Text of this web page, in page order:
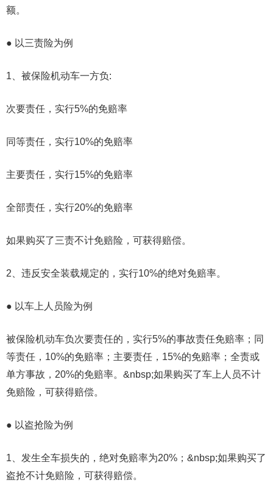
额。
● 以三责险为例
1、被保险机动车一方负:
次要责任，实行5%的免赔率
同等责任，实行10%的免赔率
主要责任，实行15%的免赔率
全部责任，实行20%的免赔率
如果购买了三责不计免赔险，可获得赔偿。
2、违反安全装载规定的，实行10%的绝对免赔率。
● 以车上人员险为例
被保险机动车负次要责任的，实行5%的事故责任免赔率；同
等责任，10%的免赔率；主要责任，15%的免赔率；全责或
单方事故，20%的免赔率。&nbsp;如果购买了车上人员不计
免赔险，可获得赔偿。
● 以盗抢险为例
1、发生全车损失的，绝对免赔率为20%；&nbsp;如果购买了
盗抢不计免赔险，可获得赔偿。